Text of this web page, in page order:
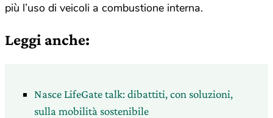
più l’uso di veicoli a combustione interna.
Leggi anche:
Nasce LifeGate talk: dibattiti, con soluzioni,
sulla mobilità sostenibile